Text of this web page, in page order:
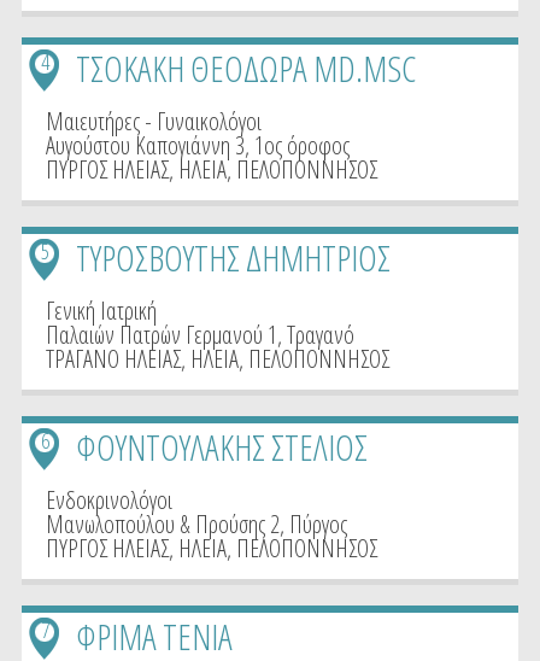
ΤΣΟΚΑΚΗ ΘΕΟΔΩΡΑ MD.MSC
4
Μαιευτήρες - Γυναικολόγοι
Αυγούστου Καπογιάννη 3, 1ος όροφος
ΠΥΡΓΟΣ ΗΛΕΙΑΣ, ΗΛΕΙΑ, ΠΕΛΟΠΟΝΝΗΣΟΣ
ΤΥΡΟΣΒΟΥΤΗΣ ΔΗΜΗΤΡΙΟΣ
5
Γενική Ιατρική
Παλαιών Πατρών Γερμανού 1, Τραγανό
ΤΡΑΓΑΝΟ ΗΛΕΙΑΣ, ΗΛΕΙΑ, ΠΕΛΟΠΟΝΝΗΣΟΣ
ΦΟΥΝΤΟΥΛΑΚΗΣ ΣΤΕΛΙΟΣ
6
Ενδοκρινολόγοι
Μανωλοπούλου & Προύσης 2, Πύργος
ΠΥΡΓΟΣ ΗΛΕΙΑΣ, ΗΛΕΙΑ, ΠΕΛΟΠΟΝΝΗΣΟΣ
ΦΡΙΜΑ ΤΕΝΙΑ
7